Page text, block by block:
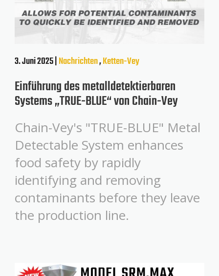
3. Juni 2025 |Nachrichten,Ketten-Vey
Einführung des metalldetektierbaren
Systems „TRUE-BLUE“ von Chain-Vey
Chain-Vey's "TRUE-BLUE" Metal
Detectable System enhances
food safety by rapidly
identifying and removing
contaminants before they leave
the production line.